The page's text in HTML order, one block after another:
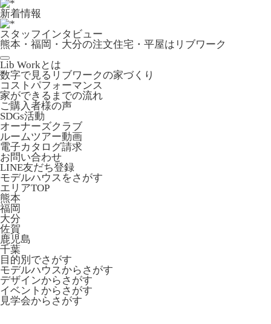
新着情報
スタッフインタビュー
熊本・福岡・大分の注文住宅・平屋はリブワーク
Lib Workとは
数字で見るリブワークの家づくり
コストパフォーマンス
家ができるまでの流れ
ご購入者様の声
SDGs活動
オーナーズクラブ
ルームツアー動画
電子カタログ請求
お問い合わせ
LINE友だち登録
モデルハウスをさがす
エリアTOP
熊本
福岡
大分
佐賀
鹿児島
千葉
目的別でさがす
モデルハウスからさがす
デザインからさがす
イベントからさがす
見学会からさがす